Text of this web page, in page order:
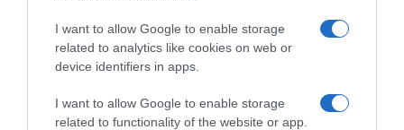
I want to allow Google to enable storage
related to analytics like cookies on web or
device identifiers in apps.
I want to allow Google to enable storage
related to functionality of the website or app.